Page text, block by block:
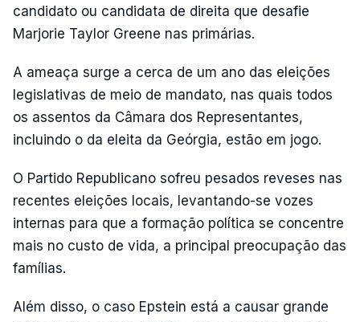
candidato ou candidata de direita que desafie
Marjorie Taylor Greene nas primárias.
A ameaça surge a cerca de um ano das eleições
legislativas de meio de mandato, nas quais todos
os assentos da Câmara dos Representantes,
incluindo o da eleita da Geórgia, estão em jogo.
O Partido Republicano sofreu pesados reveses nas
recentes eleições locais, levantando-se vozes
internas para que a formação política se concentre
mais no custo de vida, a principal preocupação das
famílias.
Além disso, o caso Epstein está a causar grande